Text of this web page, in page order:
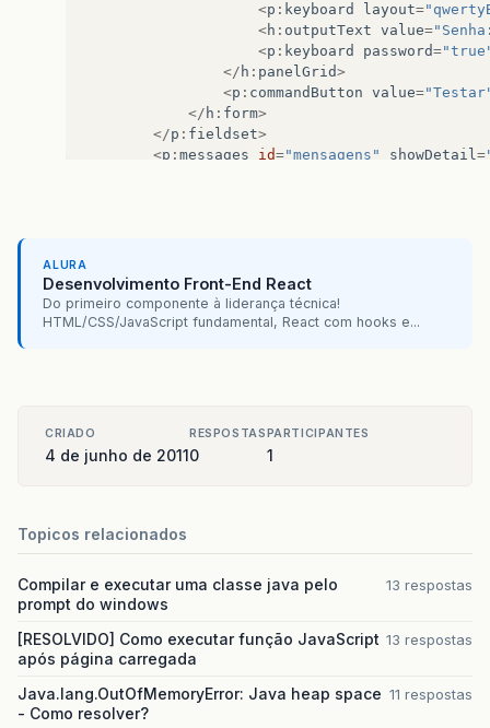
<p : keyboard layout=
<h : outputText value=
<p : keyboard password=
</ h : panelGrid>
<p : commandButton value=
</ h : form>
</p : fieldset>
<p : messages id="mensagens" showDetail=
ALURA
Desenvolvimento Front-End React
Do primeiro componente à liderança técnica!
HTML/CSS/JavaScript fundamental, React com hooks e...
CRIADO
4 de junho de 2011
RESPOSTAS
0
PARTICIPANTES
1
Topicos relacionados
Compilar e executar uma classe java pelo
prompt do windows
13 respostas
[RESOLVIDO] Como executar função JavaScript
após página carregada
13 respostas
Java.lang.OutOfMemoryError: Java heap space
- Como resolver?
11 respostas